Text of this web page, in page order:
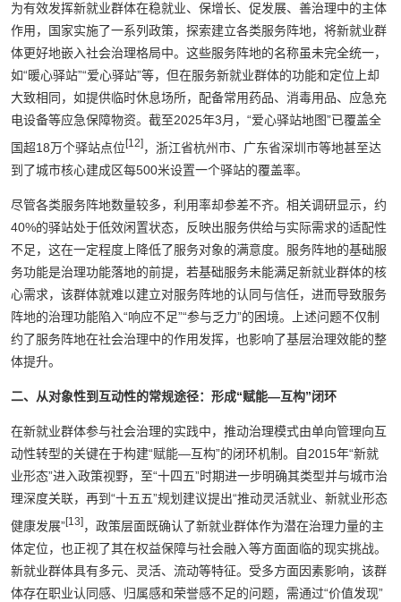
为有效发挥新就业群体在稳就业、保增长、促发展、善治理中的主体
作用，国家实施了一系列政策，探索建立各类服务阵地，将新就业群
体更好地嵌入社会治理格局中。这些服务阵地的名称虽未完全统一，
如“暖心驿站”“爱心驿站”等，但在服务新就业群体的功能和定位上却
大致相同，如提供临时休息场所，配备常用药品、消毒用品、应急充
电设备等应急保障物资。截至2025年3月，“爱心驿站地图”已覆盖全
国超18万个驿站点位 [12] ，浙江省杭州市、广东省深圳市等地甚至达
到了城市核心建成区每500米设置一个驿站的覆盖率。
尽管各类服务阵地数量较多，利用率却参差不齐。相关调研显示，约
40%的驿站处于低效闲置状态，反映出服务供给与实际需求的适配性
不足，这在一定程度上降低了服务对象的满意度。服务阵地的基础服
务功能是治理功能落地的前提，若基础服务未能满足新就业群体的核
心需求，该群体就难以建立对服务阵地的认同与信任，进而导致服务
阵地的治理功能陷入“响应不足”“参与乏力”的困境。上述问题不仅制
约了服务阵地在社会治理中的作用发挥，也影响了基层治理效能的整
体提升。
二、从对象性到互动性的常规途径：形成“赋能—互构”闭环
在新就业群体参与社会治理的实践中，推动治理模式由单向管理向互
动性转型的关键在于构建“赋能—互构”的闭环机制。自2015年“新就
业形态”进入政策视野，至“十四五”时期进一步明确其类型并与城市治
理深度关联，再到“十五五”规划建议提出“推动灵活就业、新就业形态
健康发展”[13]，政策层面既确认了新就业群体作为潜在治理力量的主
体定位，也正视了其在权益保障与社会融入等方面面临的现实挑战。
新就业群体具有多元、灵活、流动等特征。受多方面因素影响，该群
体存在职业认同感、归属感和荣誉感不足的问题，需通过“价值发现”